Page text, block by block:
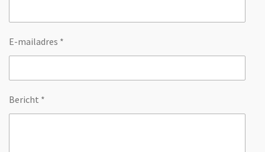
E-mailadres *
Bericht *